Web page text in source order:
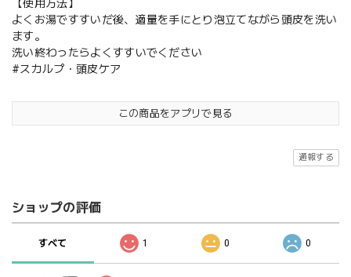
【使用方法】
よくお湯ですすいだ後、適量を手にとり泡立てながら頭皮を洗い
ます。
洗い終わったらよくすすいでください
#スカルプ・頭皮ケア
この商品をアプリで見る
通報する
ショップの評価
すべて 1 0 0